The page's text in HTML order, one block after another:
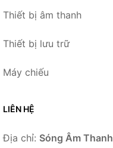
Thiết bị âm thanh
Thiết bị lưu trữ
Máy chiếu
LIÊN HỆ
Địa chỉ: Sóng Âm Thanh